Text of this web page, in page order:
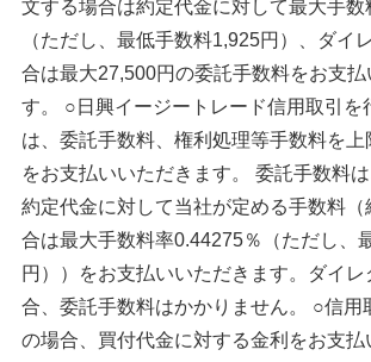
文する場合は約定代金に対して最大手数
（ただし、最低手数料1,925円）、ダイ
合は最大27,500円の委託手数料をお支払
す。 ○日興イージートレード信用取引を
は、委託手数料、権利処理等手数料を
をお支払いいただきます。 委託手数料は
約定代金に対して当社が定める手数料
合は最大手数料率0.44275％（ただし、
円））をお支払いいただきます。ダイ
合、委託手数料はかかりません。 ○信用
の場合、買付代金に対する金利をお支払